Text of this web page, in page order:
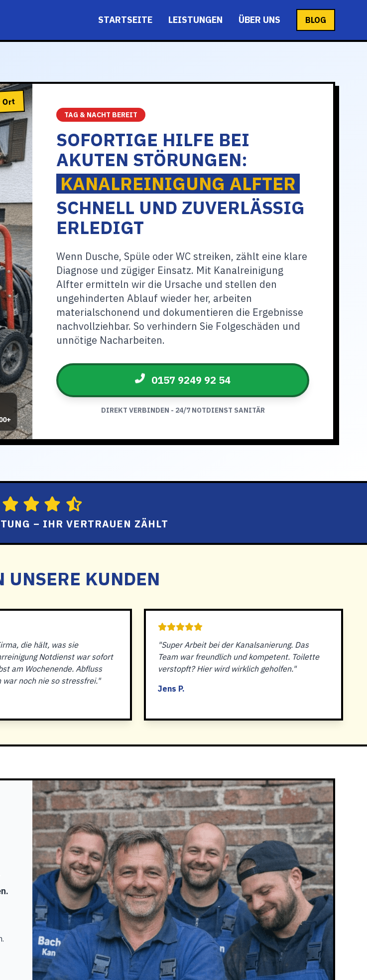
STARTSEITE LEISTUNGEN ÜBER UNS BLOG
Ort
TAG & NACHT BEREIT
SOFORTIGE HILFE BEI
AKUTEN STÖRUNGEN:
KANALREINIGUNG ALFTER
SCHNELL UND ZUVERLÄSSIG
ERLEDIGT
Wenn Dusche, Spüle oder WC streiken, zählt eine klare
Diagnose und zügiger Einsatz. Mit Kanalreinigung
Alfter ermitteln wir die Ursache und stellen den
ungehinderten Ablauf wieder her, arbeiten
materialschonend und dokumentieren die Ergebnisse
nachvollziehbar. So verhindern Sie Folgeschäden und
unnötige Nacharbeiten.
0157 9249 92 54
DIREKT VERBINDEN - 24/7 NOTDIENST SANITÄR
– IHR VERTRAUEN ZÄHLT
UNSERE KUNDEN
die hält, was sie
Notdienst war sofort
am Wochenende. Abfluss
war noch nie so stressfrei."
"Super Arbeit bei der Kanalsanierung. Das
Team war freundlich und kompetent. Toilette
verstopft? Hier wird wirklich geholfen."
Jens P.